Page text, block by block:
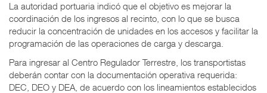
La autoridad portuaria indicó que el objetivo es mejorar la
coordinación de los ingresos al recinto, con lo que se busca
reducir la concentración de unidades en los accesos y facilitar la
programación de las operaciones de carga y descarga.
Para ingresar al Centro Regulador Terrestre, los transportistas
deberán contar con la documentación operativa requerida:
DEC, DEO y DEA, de acuerdo con los lineamientos establecidos